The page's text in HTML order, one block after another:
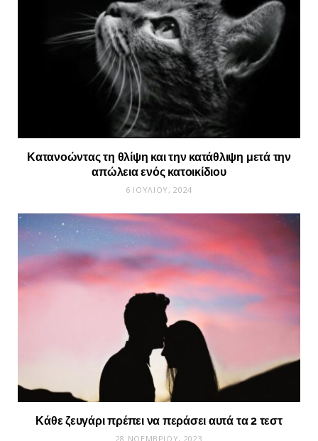
Κατανοώντας τη θλίψη και την κατάθλιψη μετά την
απώλεια ενός κατοικίδιου
6 ΙΟΥΛΊΟΥ, 2024
Κάθε ζευγάρι πρέπει να περάσει αυτά τα 2 τεστ
28 ΝΟΕΜΒΡΊΟΥ, 2023